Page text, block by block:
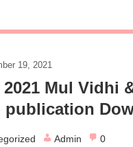
19, 2021
2021 Mul Vidhi
publication
Admin 0